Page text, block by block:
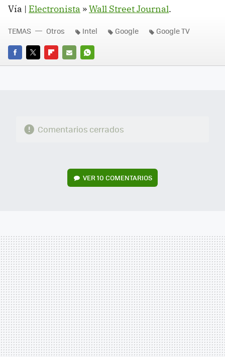
Vía | Electronista »Wall Street Journal.
FACEBOOK
TWITTERFLIPBOARD
E-
WHATSAPP
TEMAS Otros Intel Google Google TV
Comentarios cerrados
VER 10 COMENTARIOS